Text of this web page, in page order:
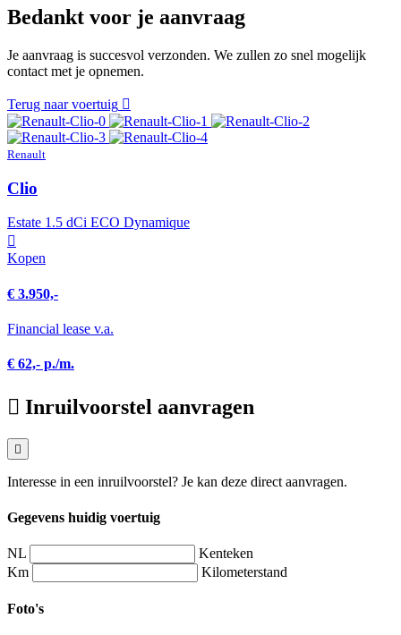
Bedankt voor je aanvraag
Je aanvraag is succesvol verzonden. We zullen zo snel mogelijk
contact met je opnemen.
Terug naar voertuig
Renault
Clio
Estate 1.5 dCi ECO Dynamique
Kopen
€ 3.950,-
Financial lease v.a.
€ 62,- p./m.
Inruilvoorstel aanvragen
Interesse in een inruilvoorstel? Je kan deze direct aanvragen.
Gegevens huidig voertuig
NL
Kenteken
Km
Kilometerstand
Foto's